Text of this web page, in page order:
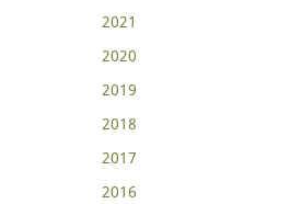
2021
2020
2019
2018
2017
2016